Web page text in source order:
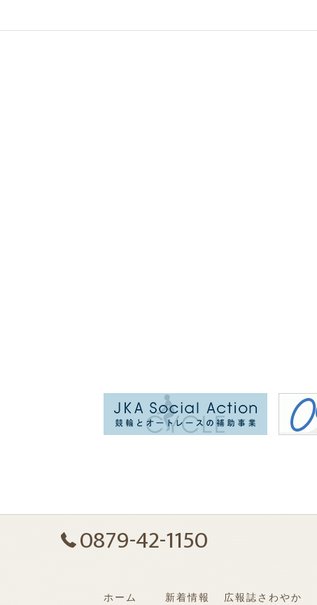
0879-42-1150
ホーム 新着情報 広報誌さわやか